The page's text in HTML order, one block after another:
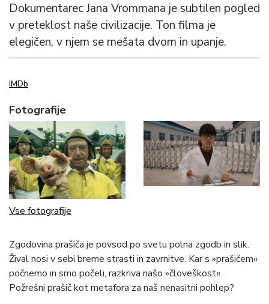
Dokumentarec Jana Vrommana je subtilen pogled
v preteklost naše civilizacije. Ton filma je
elegičen, v njem se mešata dvom in upanje.
IMDb
Fotografije
Vse fotografije
Zgodovina prašiča je povsod po svetu polna zgodb in slik.
Žival nosi v sebi breme strasti in zavrnitve. Kar s »prašičem«
počnemo in smo počeli, razkriva našo »človeškost«.
Požrešni prašič kot metafora za naš nenasitni pohlep?